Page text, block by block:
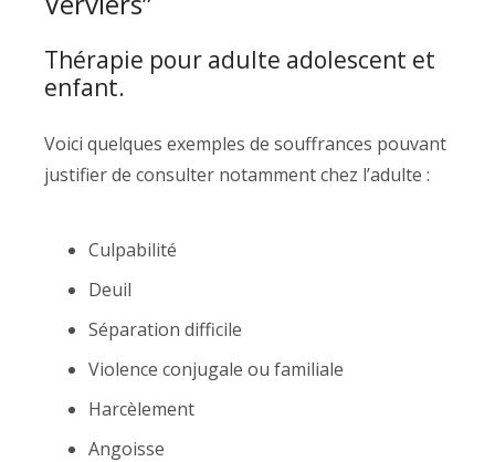
Thérapie pour adulte adolescent et
enfant.
Voici quelques exemples de souffrances pouvant
justifier de consulter notamment chez l’adulte :
Culpabilité
Deuil
Séparation difficile
Violence conjugale ou familiale
Harcèlement
Angoisse